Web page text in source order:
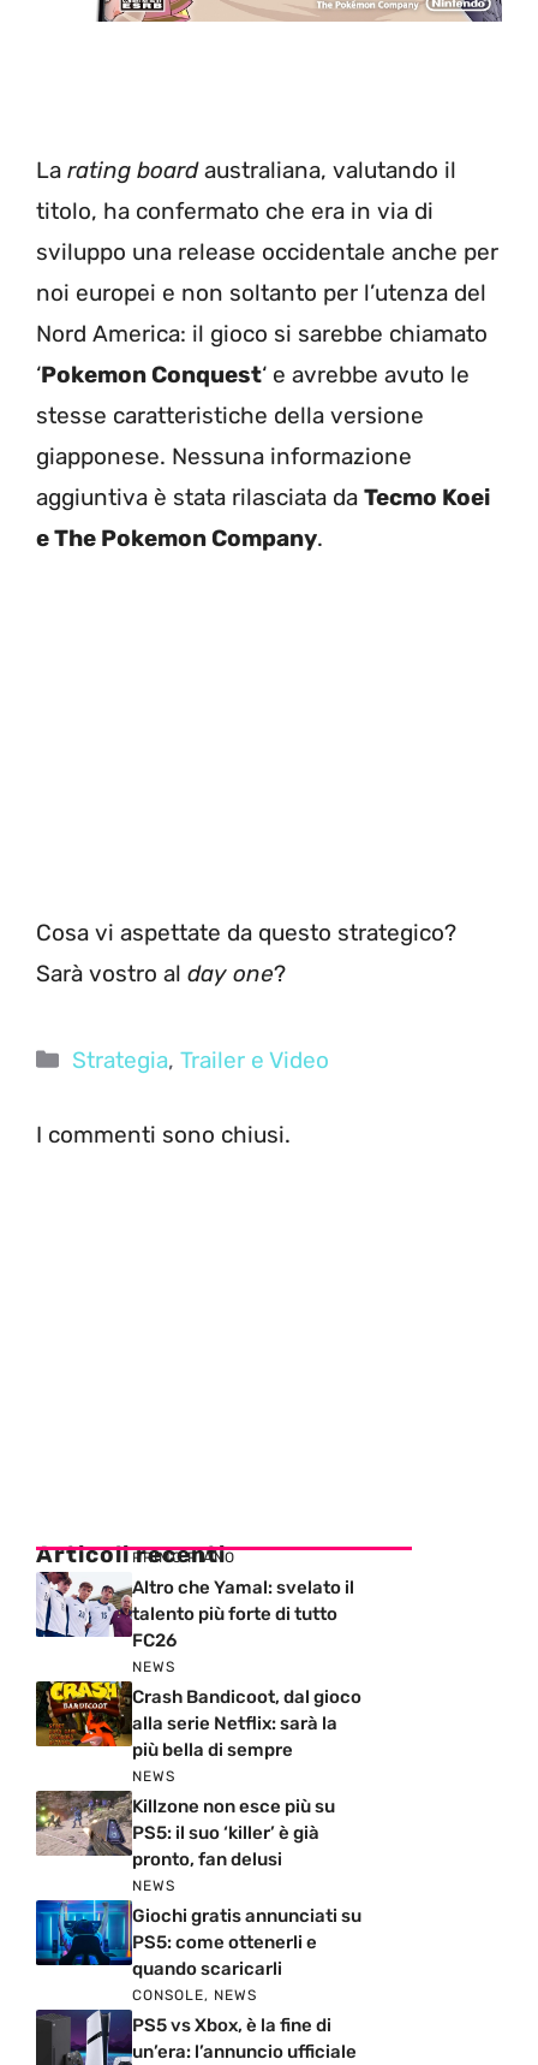
La rating boardaustraliana, valutando il
titolo, ha confermato che era in via di
sviluppo una release occidentale anche per
noi europei e non soltanto per l’utenza del
Nord America: il gioco si sarebbe chiamato
‘Pokemon Conquest‘ e avrebbe avuto le
stesse caratteristiche della versione
giapponese. Nessuna informazione
aggiuntiva è stata rilasciata da Tecmo Koei
e The Pokemon Company.
Cosa vi aspettate da questo strategico?
Sarà vostro al day one?
Categorie
Strategia,Trailer e Video
I commenti sono chiusi.
Articoli recenti
PRIMO PIANO
Altro che Yamal: svelato il
talento più forte di tutto
FC26
NEWS
Crash Bandicoot, dal gioco
alla serie Netflix: sarà la
più bella di sempre
NEWS
Killzone non esce più su
PS5: il suo ‘killer’ è già
pronto, fan delusi
NEWS
Giochi gratis annunciati su
PS5: come ottenerli e
quando scaricarli
CONSOLE, NEWS
PS5 vs Xbox, è la fine di
un’era: l’annuncio ufficiale